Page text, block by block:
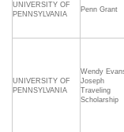
UNIVERSITY OF
PENNSYLVANIA
Penn Grant
UNIVERSITY OF
PENNSYLVANIA
Wendy
Joseph
Traveling
Scholarship